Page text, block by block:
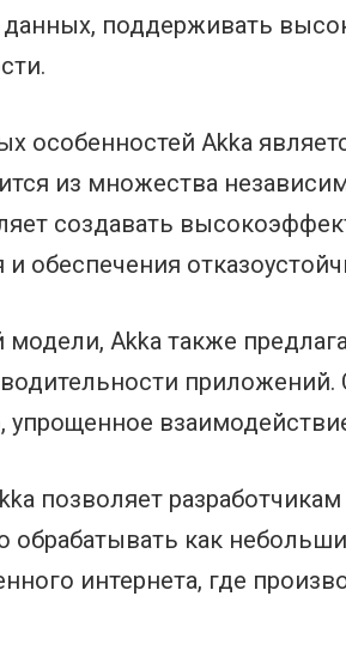
поддерживать
особенностей Akka
из множества
создавать
обеспечения
Akka также
упрощенное
позволяет
обрабатывать как
интернета, где